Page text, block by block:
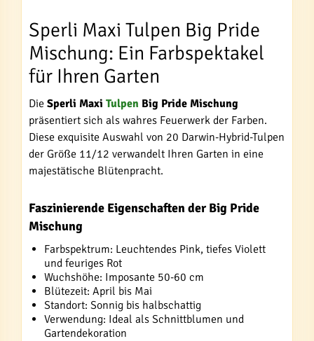
Sperli Maxi Tulpen Big Pride
Mischung: Ein Farbspektakel
für Ihren Garten
Die Sperli Maxi Tulpen Big Pride Mischung
präsentiert sich als wahres Feuerwerk der Farben.
Diese exquisite Auswahl von 20 Darwin-Hybrid-Tulpen
der Größe 11/12 verwandelt Ihren Garten in eine
majestätische Blütenpracht.
Faszinierende Eigenschaften der Big Pride
Mischung
Farbspektrum: Leuchtendes Pink, tiefes Violett
und feuriges Rot
Wuchshöhe: Imposante 50-60 cm
Blütezeit: April bis Mai
Standort: Sonnig bis halbschattig
Verwendung: Ideal als Schnittblumen und
Gartendekoration